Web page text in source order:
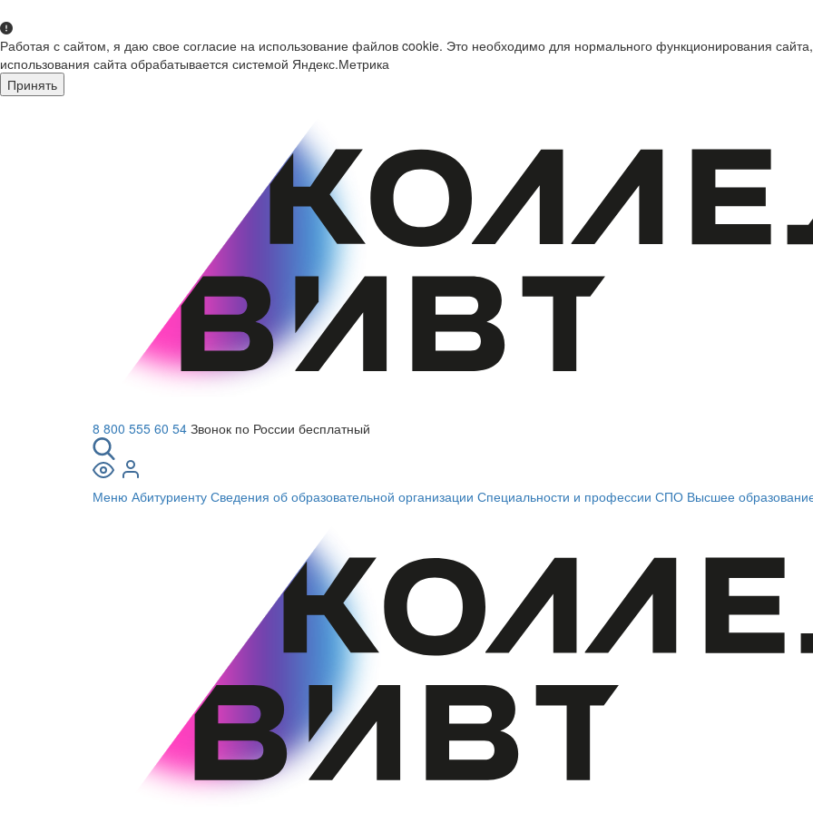
Работая с сайтом, я даю свое согласие на использование файлов cookie. Это необходимо для нормального функционирования
использования сайта обрабатывается системой Яндекс.Метрика
Принять
8 800 555 60 54 Звонок по России бесплатный
Меню Абитуриенту Сведения об образовательной организации Специальности и профессии СПО Высшее